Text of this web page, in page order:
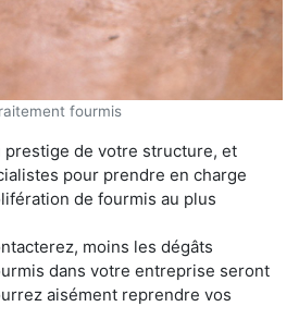
fourmis
prestige de votre structure, et
pour prendre en charge
de fourmis au plus
moins les dégâts
dans votre entreprise seront
aisément reprendre vos